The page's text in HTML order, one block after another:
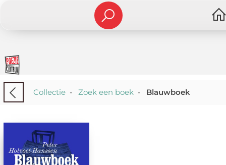
Collectie- Zoek een boek- Blauwboek